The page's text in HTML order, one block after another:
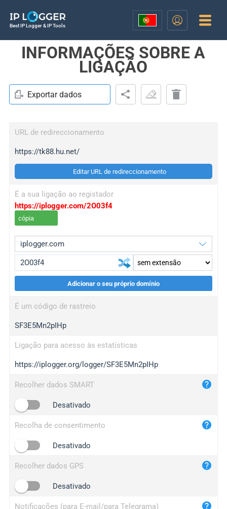
Best IP Logger & IP Tools
INFORMAÇÕES SOBRE A
LIGAÇÃO
Exportar dados
URL de redireccionamento
https://tk88.hu.net/
Editar URL de redireccionamento
É a sua ligação ao registador
https://iplogger.com/2O03f4
cópia
wl.gl
ed.tc
bc.ax
iplogger.com
maper.info
2no.co
yip.su
iplogger.info
Adicionar o seu próprio domínio
É um código de rastreio
SF3E5Mn2pIHp
Ligação para acesso às estatísticas
https://iplogger.org/logger/SF3E5Mn2pIHp
Recolher dados SMART
Desativado
Recolha de consentimento
Desativado
Recolher dados GPS
Desativado
Notificações (para E-mail/para Telegrama)